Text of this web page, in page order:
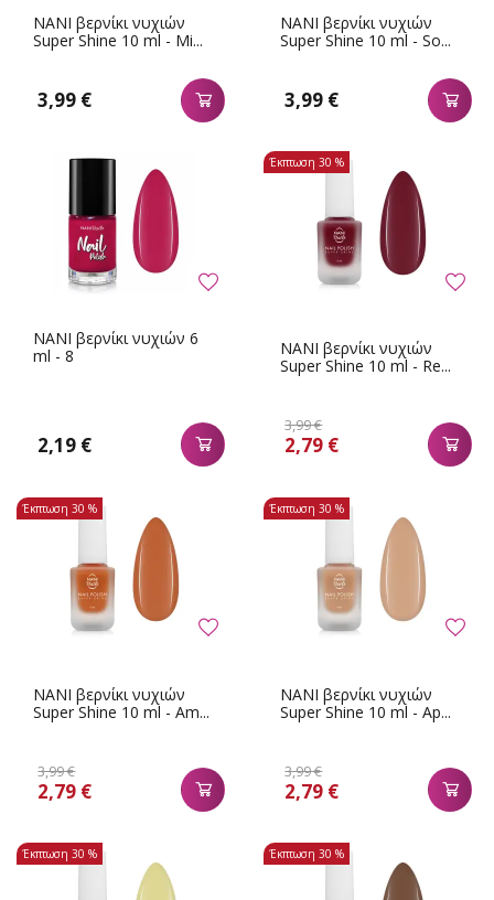
NANI βερνίκι νυχιών
Super Shine 10 ml - Mi...
3,99 €
NANI βερνίκι νυχιών
Super Shine 10 ml - So...
3,99 €
NANI βερνίκι νυχιών 6
ml - 8
2,19 €
NANI βερνίκι νυχιών
Super Shine 10 ml - Re...
3,99 €
2,79 €
Έκπτωση 30 %
NANI βερνίκι νυχιών
Super Shine 10 ml - Am...
3,99 €
2,79 €
Έκπτωση 30 %
NANI βερνίκι νυχιών
Super Shine 10 ml - Ap...
3,99 €
2,79 €
Έκπτωση 30 %
Έκπτωση 30 % Έκπτωση 30 %